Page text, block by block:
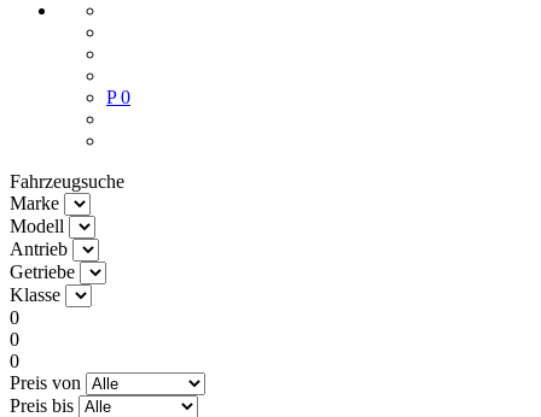
P 0
Fahrzeugsuche
Marke
Modell
Antrieb
Getriebe
Klasse
0
0
0
Preis von
Preis bis